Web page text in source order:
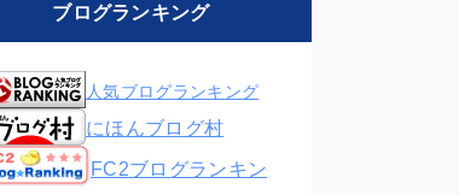
ブログランキング
人気ブログランキング
にほんブログ村
FC2ブログランキン